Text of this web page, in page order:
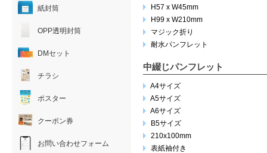
H57 x W45mm
H99 x W210mm
マジック折り
耐水パンフレット
中綴じパンフレット
A4サイズ
A5サイズ
A6サイズ
B5サイズ
210x100mm
表紙袖付き
紙封筒
OPP透明封筒
DMセット
チラシ
ポスター
クーポン券
お問い合わせフォーム